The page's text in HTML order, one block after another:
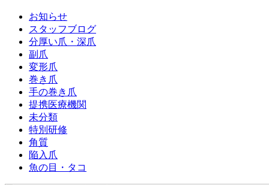
お知らせ
スタッフブログ
分厚い爪・深爪
副爪
変形爪
巻き爪
手の巻き爪
提携医療機関
未分類
特別研修
角質
陥入爪
魚の目・タコ